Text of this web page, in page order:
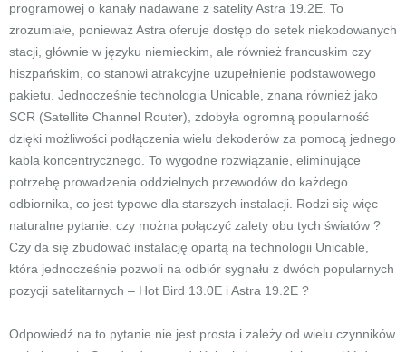
programowej o kanały nadawane z satelity Astra 19.2E. To
zrozumiałe, ponieważ Astra oferuje dostęp do setek niekodowanych
stacji, głównie w języku niemieckim, ale również francuskim czy
hiszpańskim, co stanowi atrakcyjne uzupełnienie podstawowego
pakietu. Jednocześnie technologia Unicable, znana również jako
SCR (Satellite Channel Router), zdobyła ogromną popularność
dzięki możliwości podłączenia wielu dekoderów za pomocą jednego
kabla koncentrycznego. To wygodne rozwiązanie, eliminujące
potrzebę prowadzenia oddzielnych przewodów do każdego
odbiornika, co jest typowe dla starszych instalacji. Rodzi się więc
naturalne pytanie: czy można połączyć zalety obu tych światów ?
Czy da się zbudować instalację opartą na technologii Unicable,
która jednocześnie pozwoli na odbiór sygnału z dwóch popularnych
pozycji satelitarnych – Hot Bird 13.0E i Astra 19.2E ?
Odpowiedź na to pytanie nie jest prosta i zależy od wielu czynników